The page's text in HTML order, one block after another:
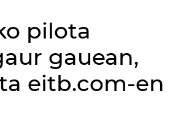
pilota
gauean,
eitb.com-en